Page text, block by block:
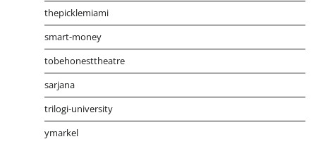
thepicklemiami
smart-money
tobehonesttheatre
sarjana
trilogi-university
ymarkel